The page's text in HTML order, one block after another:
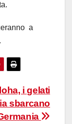
a
i gelati
sbarcano